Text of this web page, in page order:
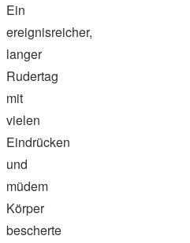
Ein
ereignisreicher,
langer
Rudertag
mit
vielen
Eindrücken
und
müdem
Körper
bescherte